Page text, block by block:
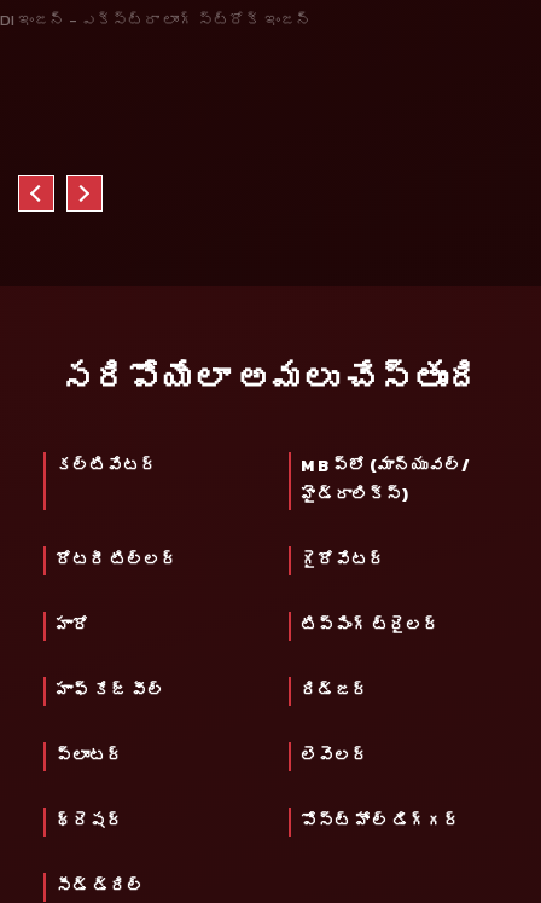
DI ఇంజన్ - ఎక్స్ట్రా లాంగ్ స్ట్రోక్ ఇంజన్
సరిపోయేలా అమలు చేస్తుంది
కల్టివేటర్
M B ప్లో (మాన్యువల్/
హైడ్రాలిక్స్)
రోటరీ టిల్లర్ గైరోవేటర్
హారో టిప్పింగ్ ట్రైలర్
హాఫ్ కేజ్ వీల్ రిడ్జర్
ప్లాంటర్ లెవెలర్
థ్రెషర్ పోస్ట్ హోల్ డిగ్గర్
సీడ్ డ్రిల్